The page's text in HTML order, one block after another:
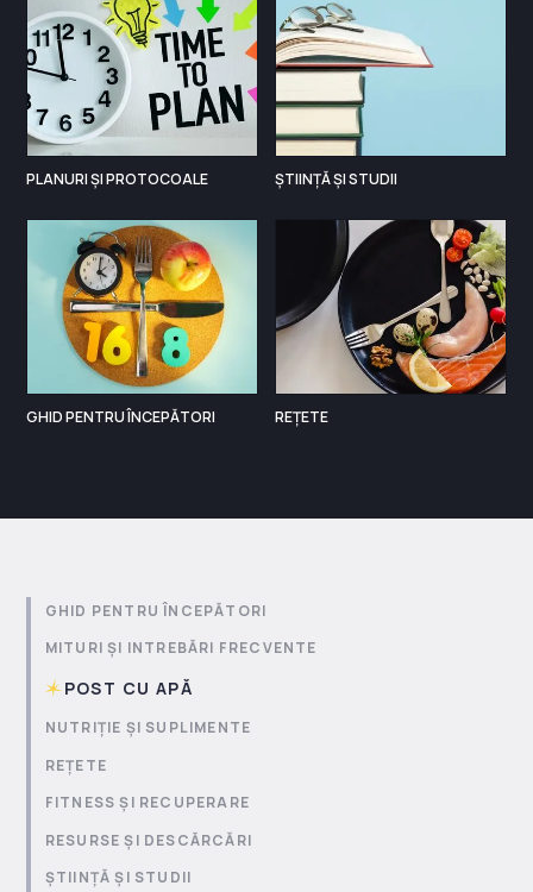
PLANURI ȘI PROTOCOALE ȘTIINȚĂ ȘI STUDII
GHID PENTRU ÎNCEPĂTORI REȚETE
GHID PENTRU ÎNCEPĂTORI
MITURI ȘI INTREBĂRI FRECVENTE
POST CU APĂ
NUTRIȚIE ȘI SUPLIMENTE
REȚETE
FITNESS ȘI RECUPERARE
RESURSE ȘI DESCĂRCĂRI
ȘTIINȚĂ ȘI STUDII